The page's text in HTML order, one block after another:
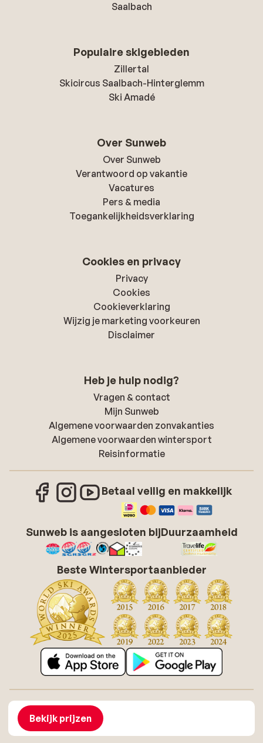
Bekijk prijzen
Saalbach
Populaire skigebieden
Zillertal
Skicircus Saalbach-Hinterglemm
Ski Amadé
Over Sunweb
Over Sunweb
Verantwoord op vakantie
Vacatures
Pers & media
Toegankelijkheidsverklaring
Cookies en privacy
Privacy
Cookies
Cookieverklaring
Wijzig je marketing voorkeuren
Disclaimer
Heb je hulp nodig?
Vragen & contact
Mijn Sunweb
Algemene voorwaarden zonvakanties
Algemene voorwaarden wintersport
Reisinformatie
Betaal veilig en makkelijk
Sunweb is aangesloten bijDuurzaamheid
Beste Wintersportaanbieder
Over Sunweb
Algemene voorwaarden zonvakanties
Toegankelijkheidsverklaring